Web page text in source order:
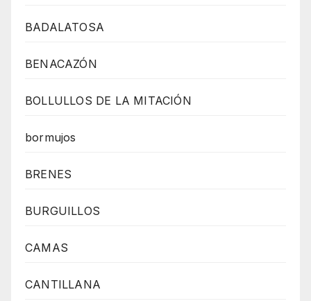
BADALATOSA
BENACAZÓN
BOLLULLOS DE LA MITACIÓN
bormujos
BRENES
BURGUILLOS
CAMAS
CANTILLANA